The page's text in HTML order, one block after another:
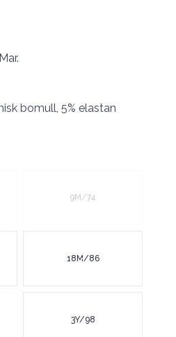
bomull, 5% elastan
9M/74
18M/86
3Y/98